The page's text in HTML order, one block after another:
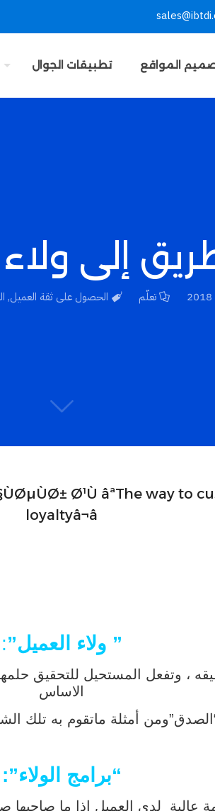
المواقع تطبيقات الجوال
إلى
تعلّم الحصول على ثقة العميل,
” ولاء العميل”:
، وتفعل المستحيل للتحقيق
الاساس
ومن أمثلة ماتقوم به تلك
“برامج الولاء”:
عالية لدى العميل إذا ما صاحبها